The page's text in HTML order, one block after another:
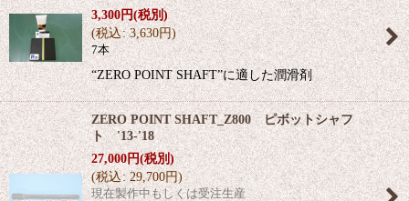
3,300円(税別)
(税込: 3,630円)
7本
“ZERO POINT SHAFT”に適した潤滑剤
ZERO POINT SHAFT_Z800 ピボットシャフ
ト '13-'18
27,000円(税別)
(税込: 29,700円)
現在製作中もしくは受注生産